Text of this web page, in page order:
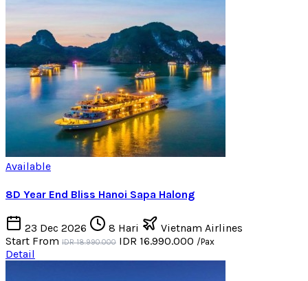
Available
8D Year End Bliss Hanoi Sapa Halong
23 Dec 2026 8 Hari
Vietnam Airlines
Start From IDR 18.990.000 IDR 16.990.000 /Pax
Detail